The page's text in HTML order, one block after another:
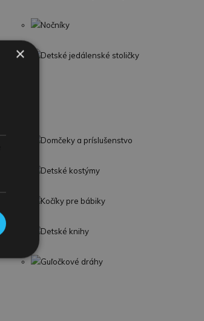
Nočníky
Detské jedálenské stoličky
Domčeky a príslušenstvo
Detské kostýmy
Kočíky pre bábiky
Detské knihy
Guľočkové dráhy
×